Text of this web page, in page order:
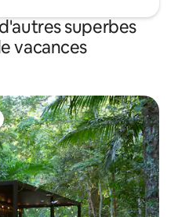
superbes
vacances
plus appréciés